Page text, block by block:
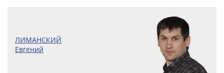
ЛИМАНСКИЙ
Евгений